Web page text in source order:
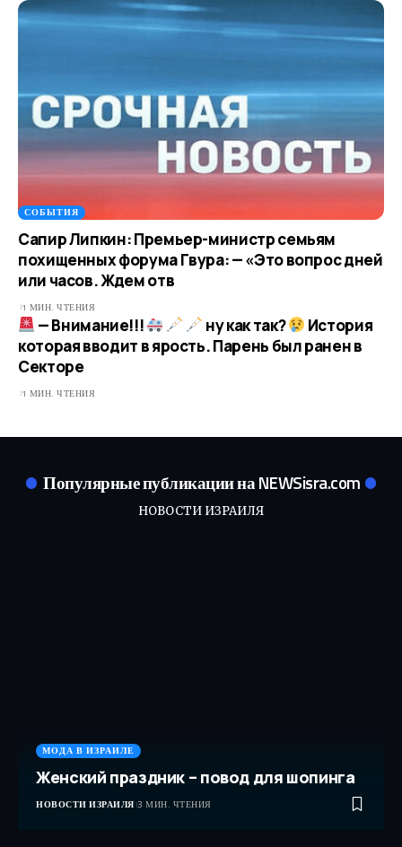
СОБЫТИЯ
Сапир Липкин: Премьер-министр семьям
похищенных форума Гвура: — «Это вопрос дней
или часов. Ждем отв
1 МИН. ЧТЕНИЯ
— Внимание!!! ну как так?
История
которая вводит в ярость. Парень был ранен в
Секторе
1 МИН. ЧТЕНИЯ
Популярные публикации на NEWSisra.com
НОВОСТИ ИЗРАИЛЯ
МОДА В ИЗРАИЛЕ
Женский праздник – повод для шопинга
НОВОСТИ ИЗРАИЛЯ 3 МИН. ЧТЕНИЯ